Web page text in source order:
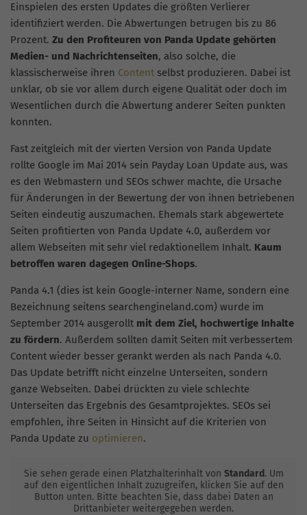
Einspielen des ersten Updates die größten Verlierer
identifiziert werden. Die Abwertungen betrugen bis zu 86
Prozent. Zu den Profiteuren von Panda Update gehörten
Medien- und Nachrichtenseiten, also solche, die
klassischerweise ihren Content selbst produzieren. Dabei ist
unklar, ob sie vor allem durch eigene Qualität oder doch im
Wesentlichen durch die Abwertung anderer Seiten punkten
konnten.
Fast zeitgleich mit der vierten Version von Panda Update
rollte Google im Mai 2014 sein Payday Loan Update aus, was
es den Webmastern und SEOs schwer machte, die Ursache
für Änderungen in der Bewertung der von ihnen betriebenen
Seiten eindeutig auszumachen. Ehemals stark abgewertete
Seiten profitierten von Panda Update 4.0, außerdem vor
allem Webseiten mit sehr viel redaktionellem Inhalt. Kaum
betroffen waren dagegen Online-Shops.
Panda 4.1 (dies ist kein Google-interner Name, sondern eine
Bezeichnung seitens searchengineland.com) wurde im
September 2014 ausgerollt mit dem Ziel, hochwertige Inhalte
zu fördern. Außerdem sollten damit Seiten mit verbessertem
Content wieder besser gerankt werden als nach Panda 4.0.
Das Update betrifft nicht einzelne Unterseiten, sondern
ganze Webseiten. Dabei drückten zu viele schlechte
Unterseiten das Ergebnis des Gesamtprojektes. SEOs sei
empfohlen, ihre Seiten in Hinsicht auf die Kriterien von
Panda Update zu optimieren.
Sie sehen gerade einen Platzhalterinhalt von Standard. Um
auf den eigentlichen Inhalt zuzugreifen, klicken Sie auf den
Button unten. Bitte beachten Sie, dass dabei Daten an
Drittanbieter weitergegeben werden.